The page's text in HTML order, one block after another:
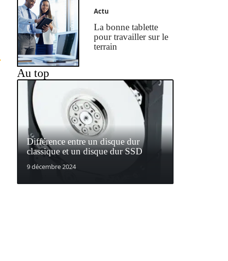
Actu
La bonne tablette
pour travailler sur le
terrain
Au top
Différence entre un disque dur
classique et un disque dur SSD
9 décembre 2024